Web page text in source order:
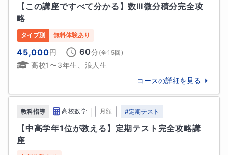
「基礎を深掘る」思考訓練 —— 基礎を“簡単なこと”で
終わらせず、応用に直結する本質理解へ
言語化を軸にした対話型授業 —— 生徒自身の言葉で説
明できるまで、丁寧に寄り添います
質を厳選した演習 —— 解きっぱなしを排除し、「なぜ
その解法か？」まで掘り下げる
24時間365日の質問対応 —— わからないを翌日まで
持ち越さない仕組みで理解を即時解消
完全個別設計の学習戦略 —— 弱点・志望校・性格まで
加味して“勝てる計画”を設計
✅ こんな方に最適な指導です
・「どこから崩れたのか分からない」状態で困ってい
る方
【中学受験】
早稲田佐賀中🌸
明大中野中🌸
法政第二中🌸
成城中🌸
三田国際中🌸
専修大松戸中🌸
上記以外にも多くの生徒が偏差値を大幅に向上させ、
志望校への合格を果たしています！
【この講座ですべて分かる】数Ⅲ微分積分完全攻
略
タイプ別 無料体験あり
45,000円 60分 (全15回)
高校1〜3年生、浪人生
コースの詳細を見る
教科指導 高校数学 月額 #定期テスト
【中高学年1位が教える】定期テスト完全攻略講
座